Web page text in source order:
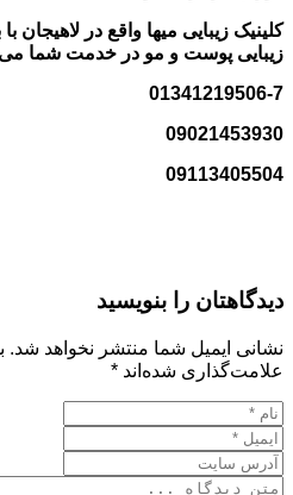
کلینیک زیبایی میها واقع در
زیبایی پوست و مو در خدمت شما می
01341219506-7
09021453930
09113405504
دیدگاهتان را بنویسید
نشانی ایمیل شما منتشر نخواهد شد.
علامت‌گذاری شده‌اند *